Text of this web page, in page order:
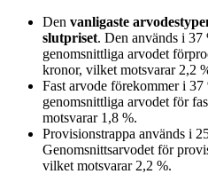
Den vanligaste
slutpriset. Den används i 37
genomsnittliga arvodet för
kronor, vilket motsvarar 2,2
Fast arvode förekommer i 37
genomsnittliga arvodet för
motsvarar 1,8 %.
Provisionstrappa används i
Genomsnittsarvodet för
vilket motsvarar 2,2 %.